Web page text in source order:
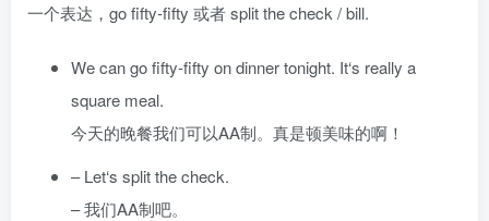
一个表达，go fifty-fifty 或者 split the check / bill.
We can go fifty-fifty on dinner tonight. It‘s really a
square meal.
今天的晚餐我们可以AA制。真是顿美味的啊！
– Let‘s split the check.
– 我们AA制吧。